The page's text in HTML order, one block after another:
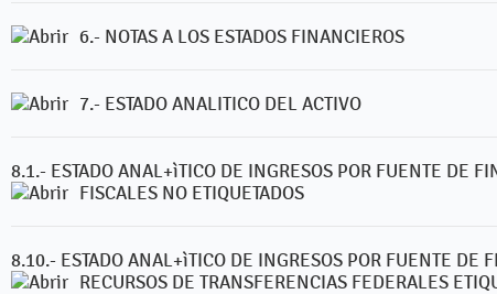
6.- NOTAS A LOS ESTADOS FINANCIEROS
7.- ESTADO ANALITICO DEL ACTIVO
8.1.- ESTADO ANAL+ìTICO DE INGRESOS POR FUENTE DE
FISCALES NO ETIQUETADOS
8.10.- ESTADO ANAL+ìTICO DE INGRESOS POR FUENTE DE
RECURSOS DE TRANSFERENCIAS FEDERALES